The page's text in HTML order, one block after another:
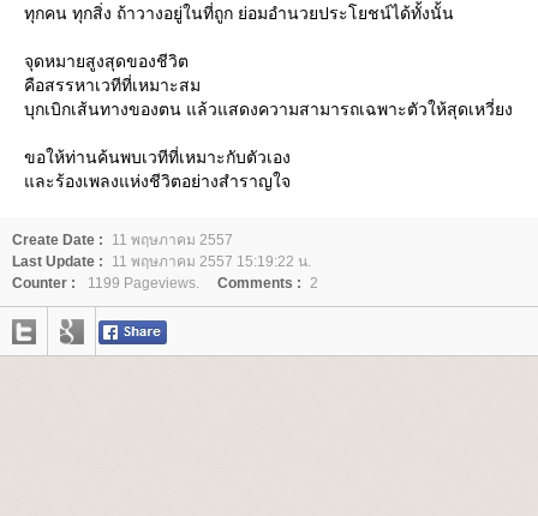
ทุกคน ทุกสิ่ง ถ้าวางอยู่ในที่ถูก ย่อมอำนวยประโยชน์ได้ทั้งนั้น
จุดหมายสูงสุดของชีวิต
คือสรรหาเวทีที่เหมาะสม
บุกเบิกเส้นทางของตน แล้วแสดงความสามารถเฉพาะตัวให้สุดเหวี่ยง
ขอให้ท่านค้นพบเวทีที่เหมาะกับตัวเอง
ละร้องเพลงแห่งชีวิตอย่างสำราญใจ
Create Date :
11 พฤษภาคม 2557
Last Update :
11 พฤษภาคม 2557 15:19:22 น.
Counter :
1199 Pageviews. Comments : 2